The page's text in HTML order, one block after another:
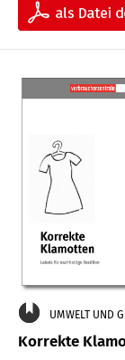
UMWELT UND
Korrekte